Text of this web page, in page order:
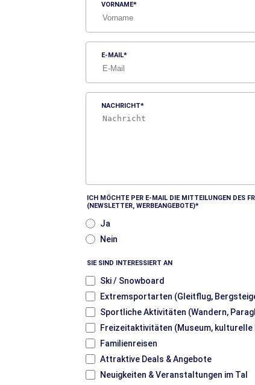
VORNAME
E-MAIL
NACHRICHT
ICH MÖCHTE PER E-MAIL DIE MITTEILUNGEN DES
(NEWSLETTER, WERBEANGEBOTE)
Ja
Nein
SIE SIND INTERESSIERT AN
Ski / Snowboard
Extremsportarten (Gleitflug,
Sportliche Aktivitäten (Wandern,
Freizeitaktivitäten (Museum, kulturelle
Familienreisen
Attraktive Deals & Angebote
Neuigkeiten & Veranstaltungen im Tal